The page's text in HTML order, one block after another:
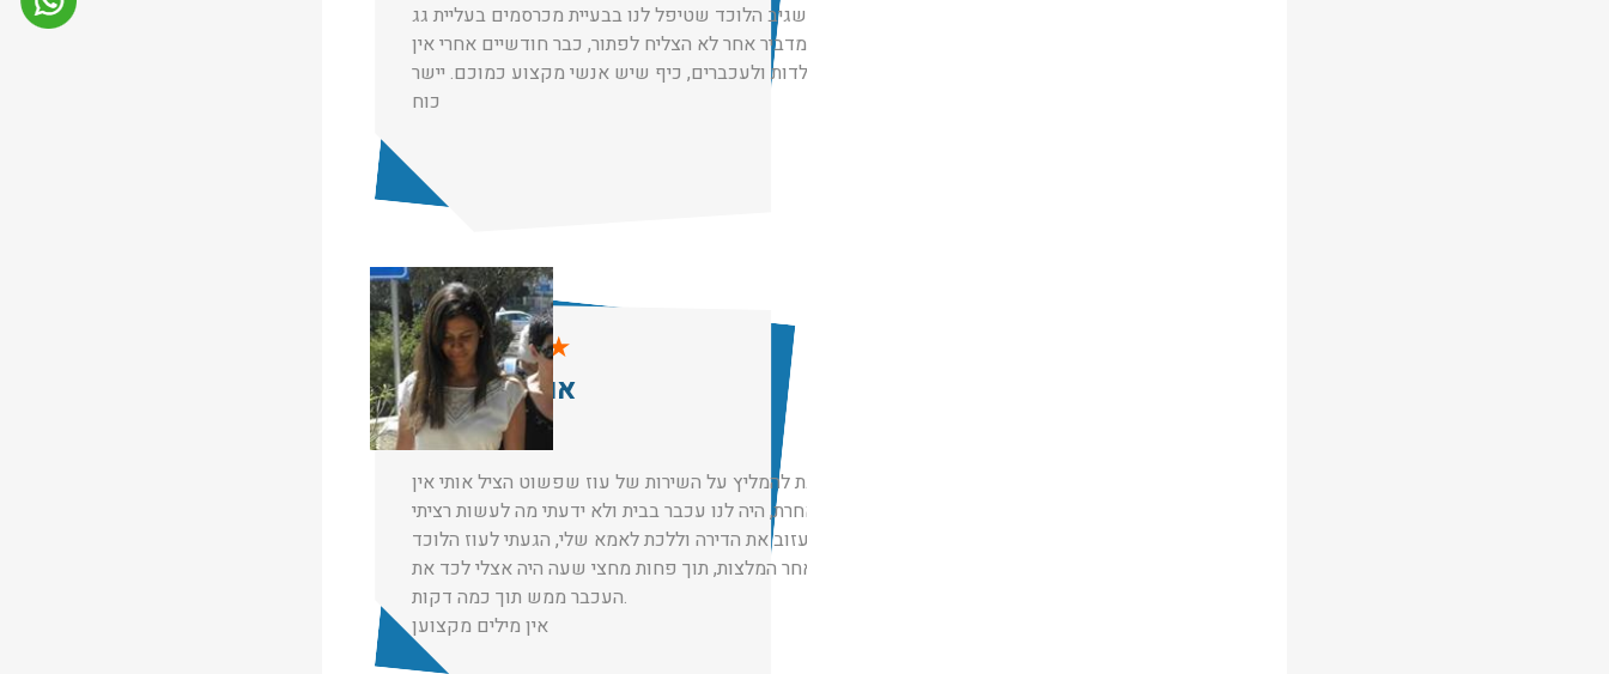
תודה לשגיב הלוכד שטיפל לנו בבעיית מכרסמים בעליית גג
לאחר שמדביר אחר לא הצליח לפתור, כבר חודשיים אחרי אין
זכר לחולדות ולעכברים, כיף שיש אנשי מקצוע כמוכם. יישר
כוח
★★★★★
אוסנת רחמים
01/01/2019
חייבת להמליץ על השירות של עוז שפשוט הציל אותי אין
מילה אחרת, היה לנו עכבר בבית ולא ידעתי מה לעשות רציתי
כבר לעזוב את הדירה וללכת לאמא שלי, הגעתי לעוז הלוכד
לאחר המלצות, תוך פחות מחצי שעה היה אצלי לכד את
העכבר ממש תוך כמה דקות.
אין מילים מקצוען